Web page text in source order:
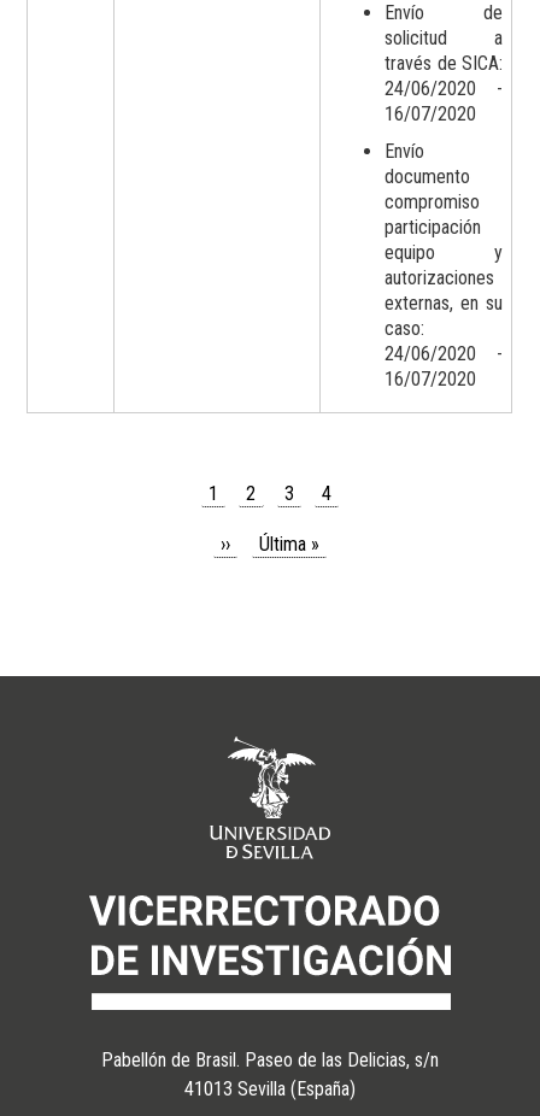
Envío de
solicitud a
través de SICA:
24/06/2020 -
16/07/2020
Envío
documento
compromiso
participación
equipo y
autorizaciones
externas, en su
caso:
24/06/2020 -
16/07/2020
Página
1 Page
2 Page
3 Page
4
Siguiente
››
Última
Última »
Pabellón de Brasil. Paseo de las Delicias, s/n
41013 Sevilla (España)